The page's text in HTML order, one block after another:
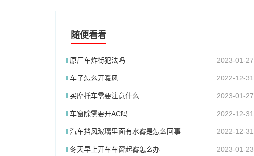
随便看看
原厂车炸街犯法吗 2023-01-27
车子怎么开暖风 2022-12-31
买摩托车需要注意什么 2023-01-27
车窗除雾要开AC吗 2022-12-31
汽车挡风玻璃里面有水雾是怎么回事 2022-12-31
冬天早上开车车窗起雾怎么办 2023-01-23